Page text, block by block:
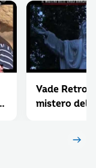
Vade Retro
mistero